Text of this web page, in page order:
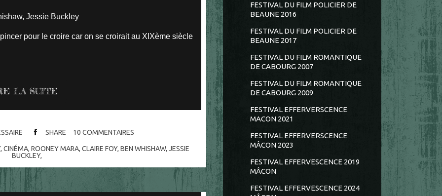
Jessie Buckley
pour le croire car on se croirait au XIXème siècle
LA SUITE
SHARE 10 COMMENTAIRES
,CINÉMA,ROONEY MARA,CLAIRE FOY,BEN WHISHAW,JESSIE
BUCKLEY,
FESTIVAL DU FILM POLICIER DE
BEAUNE 2016
FESTIVAL DU FILM POLICIER DE
BEAUNE 2017
FESTIVAL DU FILM ROMANTIQUE
DE CABOURG 2007
FESTIVAL DU FILM ROMANTIQUE
DE CABOURG 2009
FESTIVAL EFFERVERSCENCE
MACON 2021
FESTIVAL EFFERVERSCENCE
MÂCON 2023
FESTIVAL EFFERVESCENCE 2019
MÂCON
FESTIVAL EFFERVESCENCE 2024